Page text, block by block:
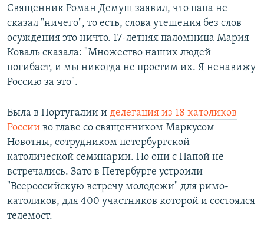
Священник Роман Демуш заявил, что папа не
сказал "ничего", то есть, слова утешения без слов
осуждения это ничто. 17-летняя паломница Мария
Коваль сказала: "Множество наших людей
погибает, и мы никогда не простим их. Я ненавижу
Россию за это".
Была в Португалии и делегация из 18 католиков
России во главе со священником Маркусом
Новотны, сотрудником петербургской
католической семинарии. Но они с Папой не
встречались. Зато в Петербурге устроили
"Всероссийскую встречу молодежи" для римо-
католиков, для 400 участников которой и состоялся
телемост.